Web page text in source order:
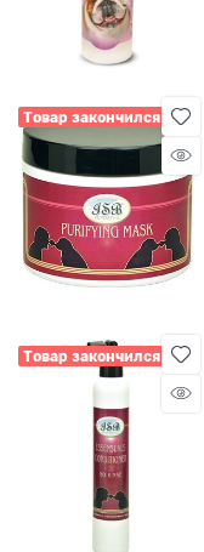
Товар закончился
Товар закончился